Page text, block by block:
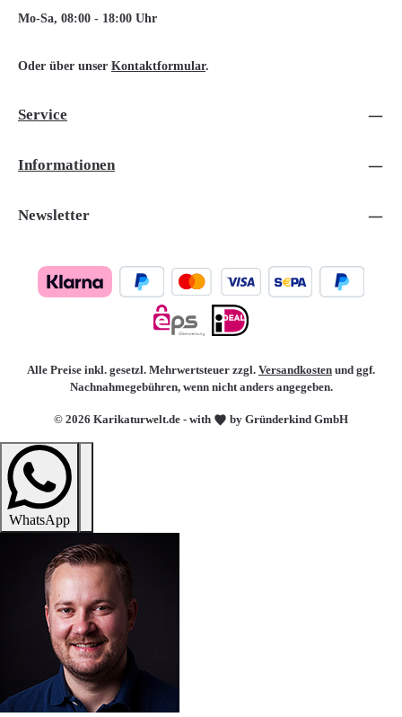
Mo-Sa, 08:00 - 18:00 Uhr
Oder über unser Kontaktformular.
Service
Informationen
Newsletter
© 2026 Karikaturwelt.de - with by Gründerkind GmbH
Alle Preise inkl. gesetzl. Mehrwertsteuer zzgl. Versandkosten und ggf.
Nachnahmegebühren, wenn nicht anders angegeben.
WhatsApp